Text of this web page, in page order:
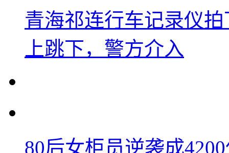
青海祁连行车记录仪
上跳下，警方介入
80后女柜员逆袭成